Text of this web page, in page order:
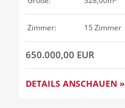
Zimmer: 15 Zimmer
650.000,00 EUR
DETAILS ANSCHAUEN »